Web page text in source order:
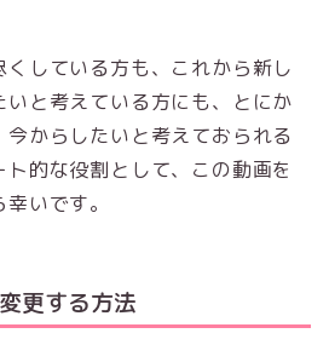
している方も、これから新し
いと考えている方にも、とにか
からしたいと考えておられる
的な役割として、この動画を
いです。
更する方法